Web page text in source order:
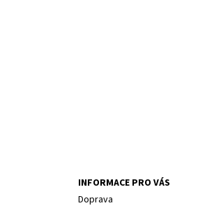
INFORMACE PRO VÁS
Doprava